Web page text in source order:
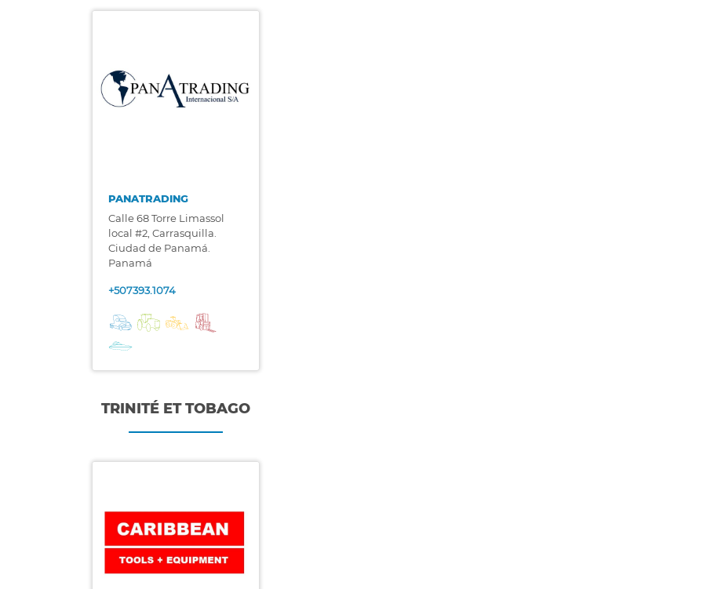
PANATRADING
Calle 68 Torre Limassol
local #2, Carrasquilla.
Ciudad de Panamá.
Panamá
+507393.1074
TRINITÉ ET TOBAGO